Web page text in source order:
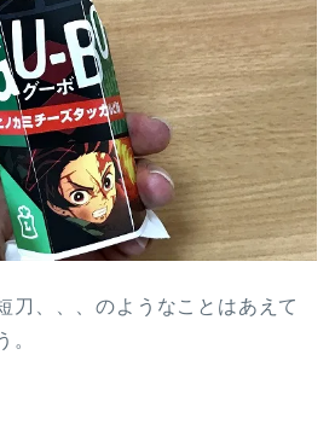
刀、、、のようなことはあえて
。